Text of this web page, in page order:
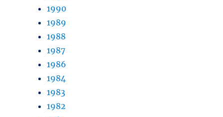
1990
1989
1988
1987
1986
1984
1983
1982